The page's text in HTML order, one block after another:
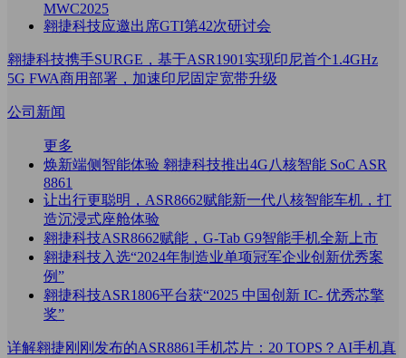
MWC2025
翱捷科技应邀出席GTI第42次研讨会
翱捷科技携手SURGE，基于ASR1901实现印尼首个1.4GHz
5G FWA商用部署，加速印尼固定宽带升级
公司新闻
更多
焕新端侧智能体验 翱捷科技推出4G八核智能 SoC ASR
8861
让出行更聪明，ASR8662赋能新一代八核智能车机，打
造沉浸式座舱体验
翱捷科技ASR8662赋能，G-Tab G9智能手机全新上市
翱捷科技入选“2024年制造业单项冠军企业创新优秀案
例”
翱捷科技ASR1806平台获“2025 中国创新 IC- 优秀芯擎
奖”
详解翱捷刚刚发布的ASR8861手机芯片：20 TOPS？AI手机真